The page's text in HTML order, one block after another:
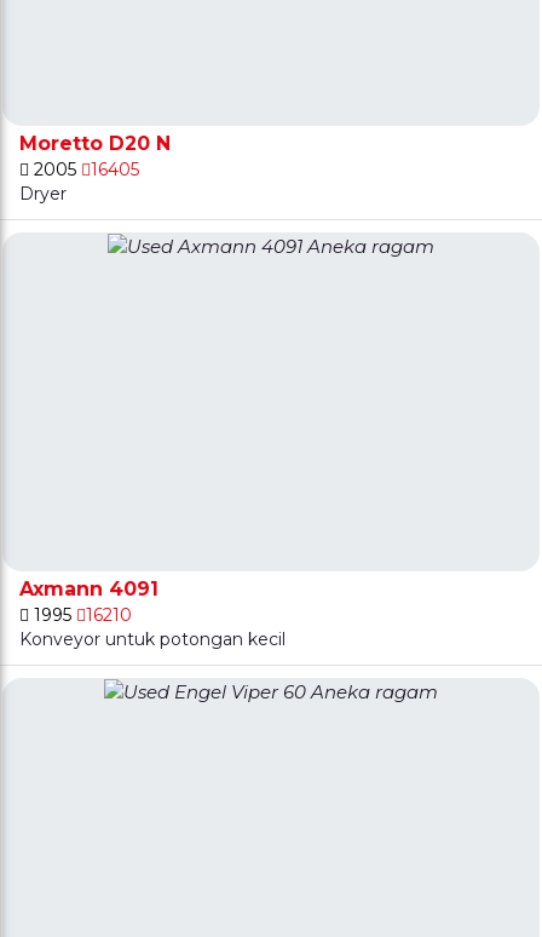
Moretto D20 N
2005
16405
Dryer
Axmann 4091
1995
16210
Konveyor untuk potongan kecil